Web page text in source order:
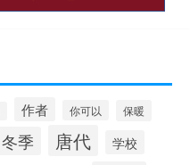
作者 你可以 保暖
冬季 唐代 学校